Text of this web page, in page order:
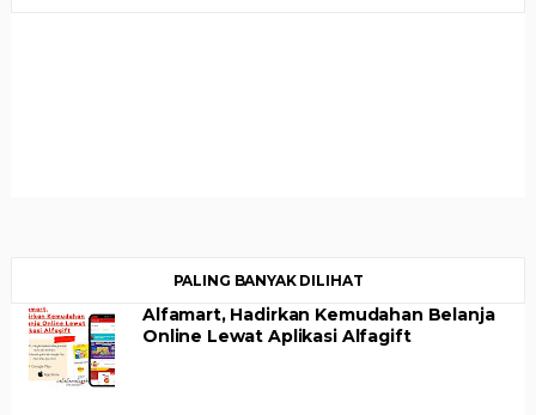
PALING BANYAK DILIHAT
Alfamart, Hadirkan Kemudahan Belanja
Online Lewat Aplikasi Alfagift